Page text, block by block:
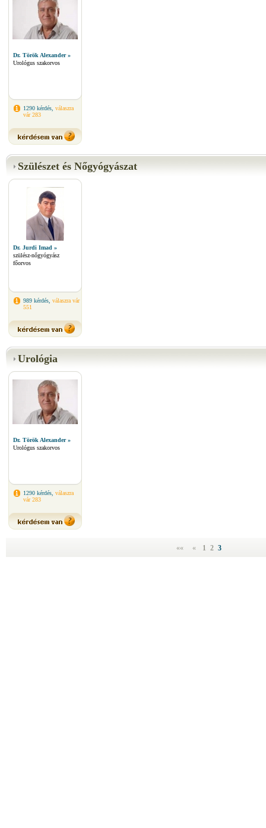
Dr. Török Alexander »
Urológus szakorvos
1290 kérdés, válaszra
vár 283
Szülészet és Nőgyógyászat
Dr. Jurdi Imad »
szülész-nőgyógyász
főorvos
989 kérdés, válaszra vár
551
Urológia
Dr. Török Alexander »
Urológus szakorvos
1290 kérdés, válaszra
vár 283
«« « 1 2 3